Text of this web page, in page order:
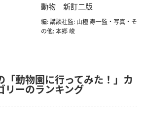
動物 新訂二版
編: 講談社監: 山極 寿一監・写真・そ
の他: 本郷 峻
「動物園に行ってみた！」カ
リーのランキング